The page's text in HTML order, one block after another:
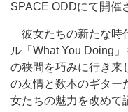
SPACE ODDにて開催
彼女たちの新たな時
ル「What You Doing
の狭間を巧みに行き来
の友情と数本のギター
女たちの魅力を改めて